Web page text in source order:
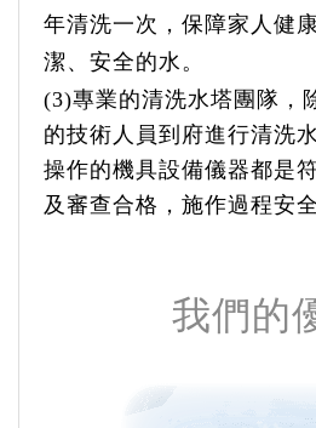
年清洗一次，保障家人健
潔、安全的水。
(3)專業的清洗水塔團隊，
的技術人員到府進行清洗
操作的機具設備儀器都是
及審查合格，施作過程安
我們的